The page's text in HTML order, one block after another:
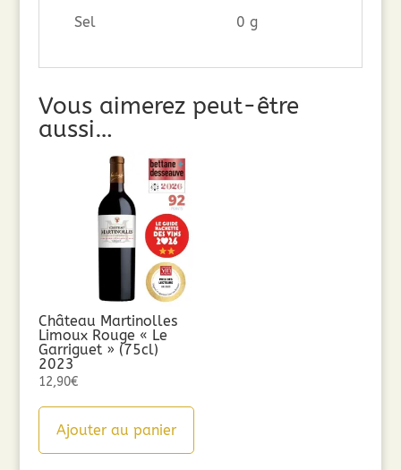
Sel 0 g
Vous aimerez peut-être
aussi…
Château Martinolles
Limoux Rouge « Le
Garriguet » (75cl)
2023
12,90€
Ajouter au panier